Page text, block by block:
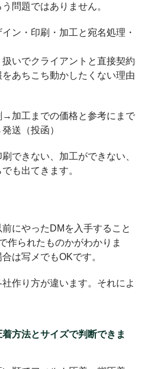
問題ではありません。
ン・印刷・加工と宛名処理・
いでクライアントと直接契約
あちこち動かしたくない理由
加工までの価格と参考にまで
送（投函）
できない、加工ができない、
も出てきます。
前にやったDMを入手すること
作られたものかがわかりま
は写メでもOKです。
作り方が違います。それによ
方法とサイズで判断できま